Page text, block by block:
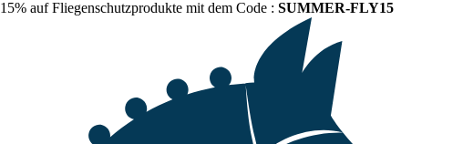
15% auf Fliegenschutzprodukte mit dem Code : SUMMER-FLY15